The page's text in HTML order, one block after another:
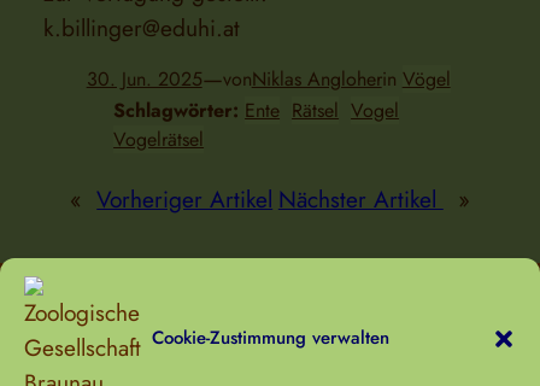
Cookie-Zustimmung verwalten
k.billinger@eduhi.at
30. Jun. 2025—vonNiklas Angloherin Vögel
Schlagwörter: Ente Rätsel Vogel
Vogelrätsel
« Vorheriger Artikel Nächster Artikel »
Zoologische Gesellschaft Braunau